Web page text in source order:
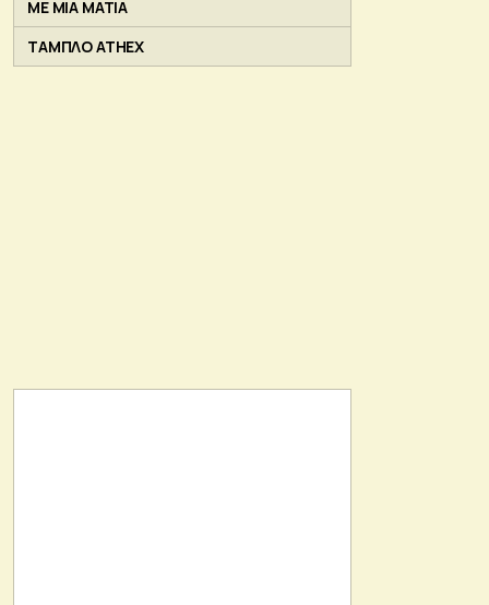
ΜΕ ΜΙΑ ΜΑΤΙΑ
ΤΑΜΠΛΟ ATHEX